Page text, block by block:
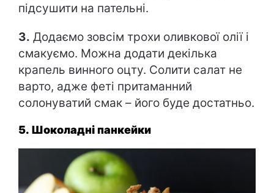
підсушити на пательні.
3. Додаємо зовсім трохи оливкової олії і
смакуємо. Можна додати декілька
крапель винного оцту. Солити салат не
варто, адже феті притаманний
солонуватий смак – його буде достатньо.
5. Шоколадні панкейки